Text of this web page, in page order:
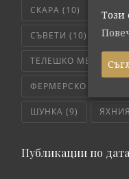
СКАРА (10) СЛОУ
СЪВЕТИ (10)
ТЕЛЕШКО МЕСО (6)
ФЕРМЕРСКО СВЕЖО
ШУНКА (9) ЯХНИЯ
Публикации по дата
Този